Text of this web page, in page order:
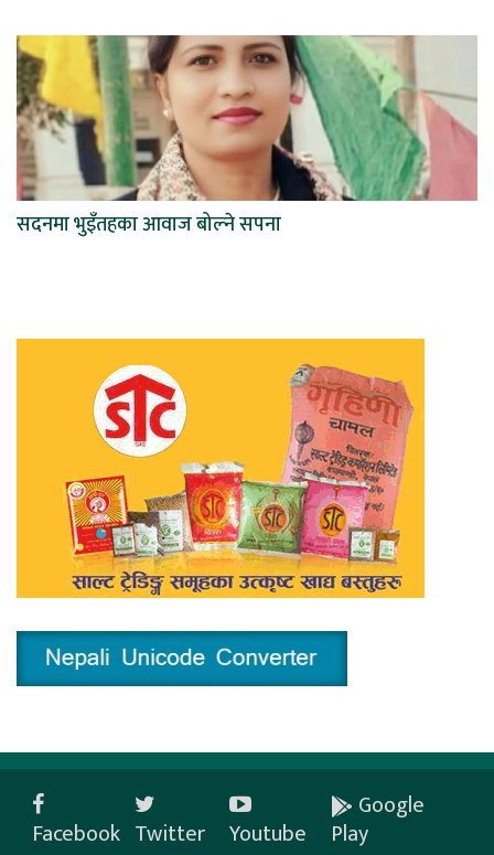
सदनमा भुइँतहका आवाज बोल्ने सपना
Facebook Twitter Youtube
Google
Play